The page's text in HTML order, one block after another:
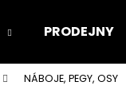
PRODEJNY
NÁBOJE, PEGY, OSY
Co